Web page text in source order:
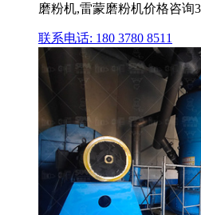
磨粉机,雷蒙磨粉机价格咨询
联系电话: 180 3780 8511